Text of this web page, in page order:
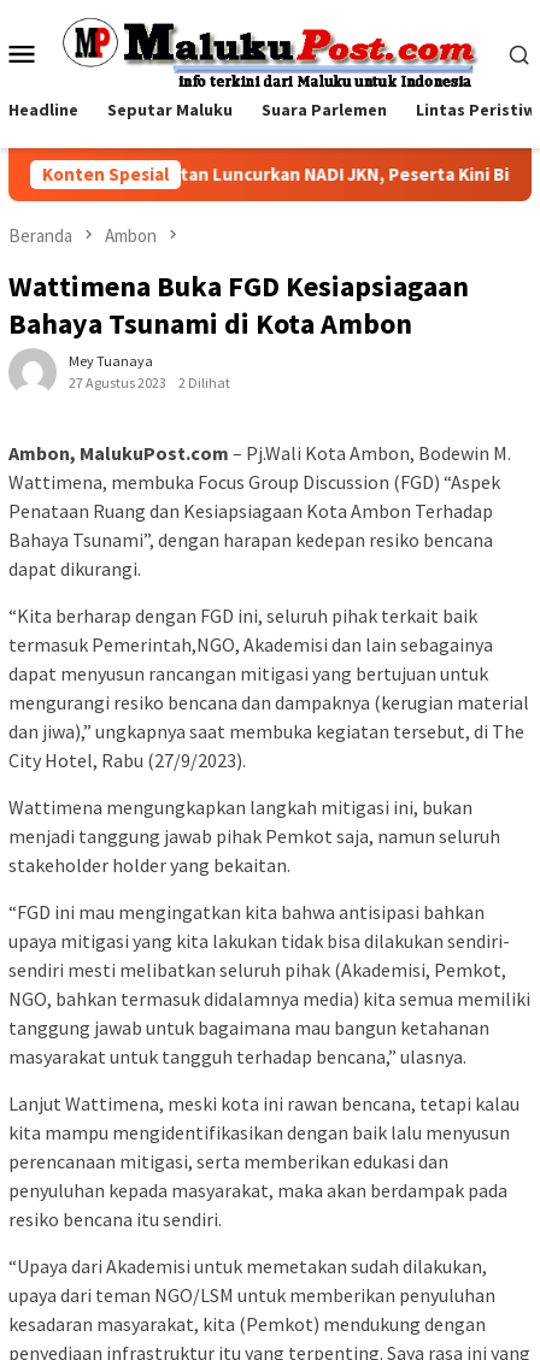
konten
Menu
Headline Seputar Maluku Suara Parlemen Lintas
Konten Spesial
BPJS Kesehatan Luncurkan NADI JKN, Peserta Kini Bisa
Beranda Ambon
Wattimena Buka FGD Kesiapsiagaan
Bahaya Tsunami di Kota Ambon
Mey Tuanaya
27 Agustus 2023
2 Dilihat
Ambon, MalukuPost.com – Pj.Wali Kota Ambon, Bodewin M.
Wattimena, membuka Focus Group Discussion (FGD) “Aspek
Penataan Ruang dan Kesiapsiagaan Kota Ambon Terhadap
Bahaya Tsunami”, dengan harapan kedepan resiko bencana
dapat dikurangi.
“Kita berharap dengan FGD ini, seluruh pihak terkait baik
termasuk Pemerintah,NGO, Akademisi dan lain sebagainya
dapat menyusun rancangan mitigasi yang bertujuan untuk
mengurangi resiko bencana dan dampaknya (kerugian material
dan jiwa),” ungkapnya saat membuka kegiatan tersebut, di The
City Hotel, Rabu (27/9/2023).
Wattimena mengungkapkan langkah mitigasi ini, bukan
menjadi tanggung jawab pihak Pemkot saja, namun seluruh
stakeholder holder yang bekaitan.
“FGD ini mau mengingatkan kita bahwa antisipasi bahkan
upaya mitigasi yang kita lakukan tidak bisa dilakukan sendiri-
sendiri mesti melibatkan seluruh pihak (Akademisi, Pemkot,
NGO, bahkan termasuk didalamnya media) kita semua memiliki
tanggung jawab untuk bagaimana mau bangun ketahanan
masyarakat untuk tangguh terhadap bencana,” ulasnya.
Lanjut Wattimena, meski kota ini rawan bencana, tetapi kalau
kita mampu mengidentifikasikan dengan baik lalu menyusun
perencanaan mitigasi, serta memberikan edukasi dan
penyuluhan kepada masyarakat, maka akan berdampak pada
resiko bencana itu sendiri.
“Upaya dari Akademisi untuk memetakan sudah dilakukan,
upaya dari teman NGO/LSM untuk memberikan penyuluhan
kesadaran masyarakat, kita (Pemkot) mendukung dengan
penyediaan infrastruktur itu yang terpenting. Saya rasa ini yang